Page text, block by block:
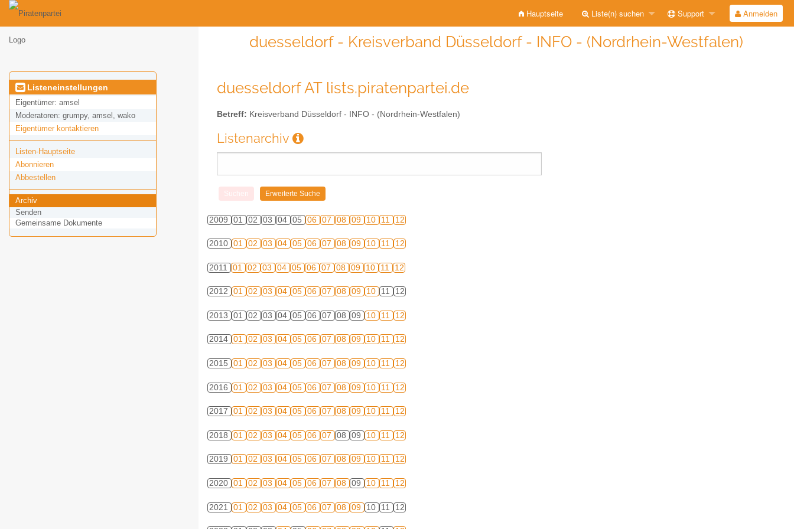
Hauptseite Liste(n) suchen Support Anmelden
duesseldorf - Kreisverband Düsseldorf - INFO - (Nordrhein-Westfalen)
Listeneinstellungen
Eigentümer: amsel
Moderatoren: grumpy, amsel, wako
Eigentümer kontaktieren
Listen-Hauptseite
Abonnieren
Abbestellen
Archiv
Senden
Gemeinsame Dokumente
duesseldorf AT lists.piratenpartei.de
Betreff: Kreisverband Düsseldorf - INFO - (Nordrhein-Westfalen)
Listenarchiv
2009 01 02 03 04 05 06 07 08 09 10 11 12
2010 01 02 03 04 05 06 07 08 09 10 11 12
2011 01 02 03 04 05 06 07 08 09 10 11 12
2012 01 02 03 04 05 06 07 08 09 10 11 12
2013 01 02 03 04 05 06 07 08 09 10 11 12
2014 01 02 03 04 05 06 07 08 09 10 11 12
2015 01 02 03 04 05 06 07 08 09 10 11 12
2016 01 02 03 04 05 06 07 08 09 10 11 12
2017 01 02 03 04 05 06 07 08 09 10 11 12
2018 01 02 03 04 05 06 07 08 09 10 11 12
2019 01 02 03 04 05 06 07 08 09 10 11 12
2020 01 02 03 04 05 06 07 08 09 10 11 12
2021 01 02 03 04 05 06 07 08 09 10 11 12